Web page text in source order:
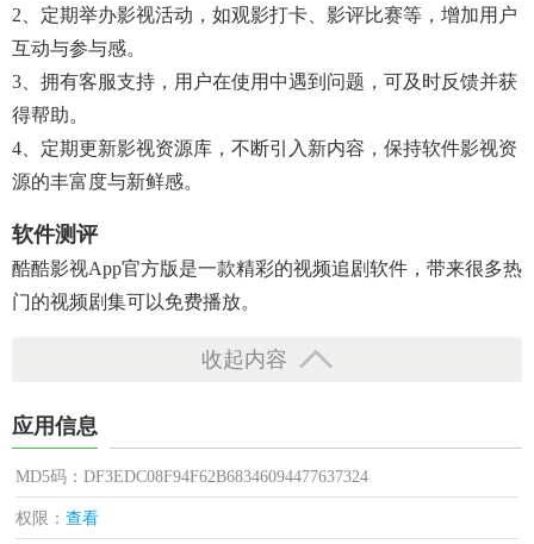
2、定期举办影视活动，如观影打卡、影评比赛等，增加用户
互动与参与感。​
3、拥有客服支持，用户在使用中遇到问题，可及时反馈并获
得帮助。
4、定期更新影视资源库，不断引入新内容，保持软件影视资
源的丰富度与新鲜感。​
软件测评
酷酷影视app官方版是一款精彩的视频追剧软件，带来很多热
门的视频剧集可以免费播放。
收起内容
应用信息
MD5码：DF3EDC08F94F62B68346094477637324
权限：查看